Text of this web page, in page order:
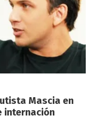
Mascia en
internación